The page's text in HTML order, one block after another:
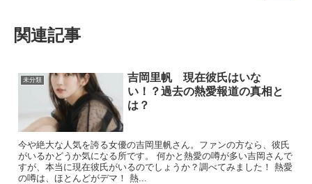
関連記事
未分類
吉岡里帆 現在彼氏はいな
い！？過去の熱愛報道の真相と
は？
今や絶大な人気を誇る女優の吉岡里帆さん。ファンの方なら、彼氏
がいるかどうか気になる所です。 何かと熱愛の噂が多い吉岡さんで
すが、本当に現在彼氏がいるのでしょうか？調べてみました！ 熱愛
の噂は、ほとんどがデマ！ 熱...